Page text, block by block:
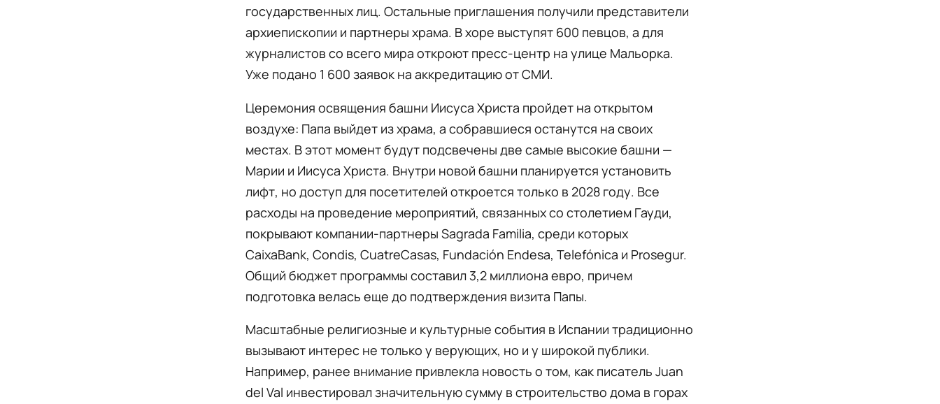
государственных лиц. Остальные приглашения получили представители
архиепископии и партнеры храма. В хоре выступят 600 певцов, а для
журналистов со всего мира откроют пресс-центр на улице Мальорка.
Уже подано 1 600 заявок на аккредитацию от СМИ.
Церемония освящения башни Иисуса Христа пройдет на открытом
воздухе: Папа выйдет из храма, а собравшиеся останутся на своих
местах. В этот момент будут подсвечены две самые высокие башни —
Марии и Иисуса Христа. Внутри новой башни планируется установить
лифт, но доступ для посетителей откроется только в 2028 году. Все
расходы на проведение мероприятий, связанных со столетием Гауди,
покрывают компании-партнеры Sagrada Familia, среди которых
CaixaBank, Condis, CuatreCasas, Fundación Endesa, Telefónica и Prosegur.
Общий бюджет программы составил 3,2 миллиона евро, причем
подготовка велась еще до подтверждения визита Папы.
Масштабные религиозные и культурные события в Испании традиционно
вызывают интерес не только у верующих, но и у широкой публики.
Например, ранее внимание привлекла новость о том, как писатель Juan
del Val инвестировал значительную сумму в строительство дома в горах